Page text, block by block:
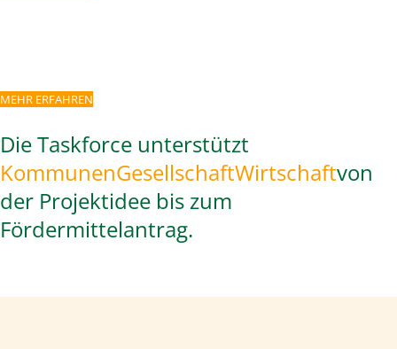
MEHR ERFAHREN
Die Taskforce unterstützt
KommunenGesellschaftWirtschaftvon
der Projektidee bis zum
Fördermittelantrag.